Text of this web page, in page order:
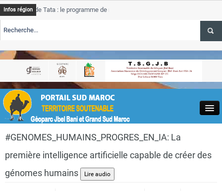
Close
Infos région
de Tata : le programme de rehabilitation post-inondations
TSGJB Tourisme : l’ONMT renforce l’aerien a Dakhla et
Tata
TSGJB Tourisme au Maroc : Transavia renforce les vols Paris-
#GENOMES_HUMAINS_PROGRES_EN_IA: La
première intelligence artificielle capable de créer des
génomes humains